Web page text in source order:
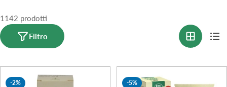
l
l
z
1142 prodotti
Filtro
-2% -5%